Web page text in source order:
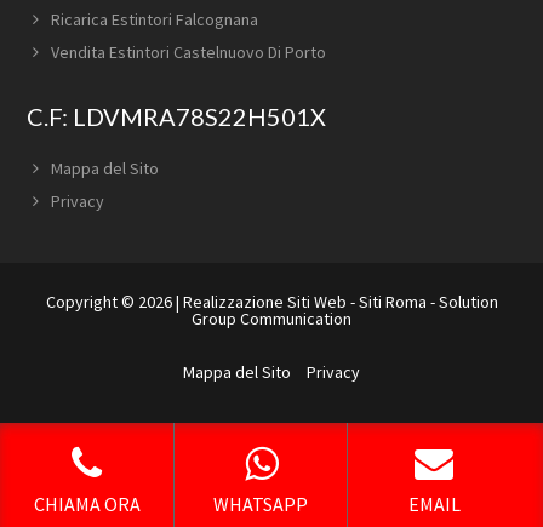
Ricarica Estintori Falcognana
Vendita Estintori Castelnuovo Di Porto
C.F: LDVMRA78S22H501X
Mappa del Sito
Privacy
Copyright © 2026 | Realizzazione Siti Web -Siti Roma -Solution
Group Communication
Mappa del Sito Privacy
CHIAMA ORA WHATSAPP EMAIL